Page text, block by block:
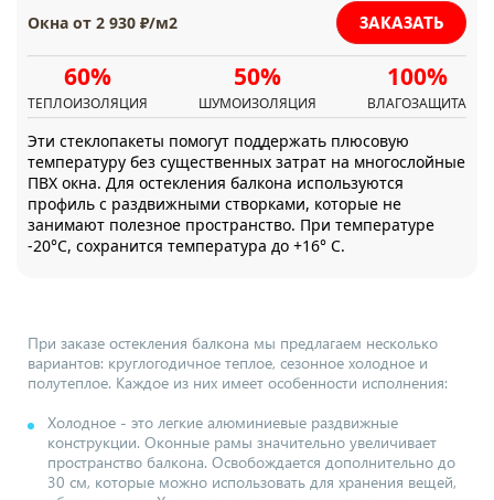
Окна от 2 930 ₽/м2 ЗАКАЗАТЬ
60%
ТЕПЛОИЗОЛЯЦИЯ
50%
ШУМОИЗОЛЯЦИЯ
100%
ВЛАГОЗАЩИТА
Эти стеклопакеты помогут поддержать плюсовую
температуру без существенных затрат на многослойные
ПВХ окна. Для остекления балкона используются
профиль с раздвижными створками, которые не
занимают полезное пространство. При температуре
-20°С, сохранится температура до +16° С.
При заказе остекления балкона мы предлагаем несколько
вариантов: круглогодичное теплое, сезонное холодное и
полутеплое. Каждое из них имеет особенности исполнения:
Холодное - это легкие алюминиевые раздвижные
конструкции. Оконные рамы значительно увеличивает
пространство балкона. Освобождается дополнительно до
30 см, которые можно использовать для хранения вещей,